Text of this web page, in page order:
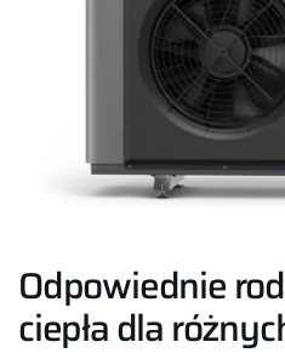
Odpowiednie
ciepła dla